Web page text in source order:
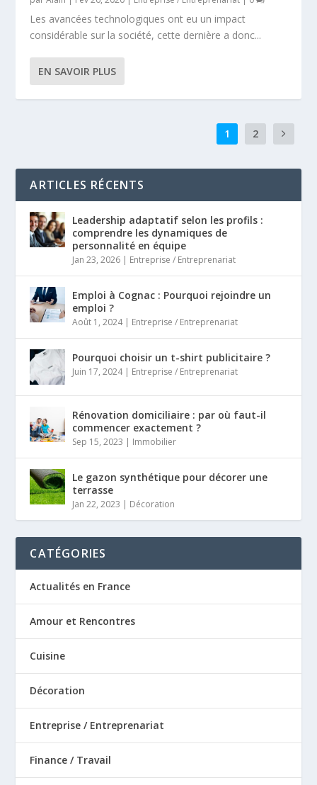
Les avancées technologiques ont eu un impact
considérable sur la société, cette dernière a donc...
EN SAVOIR PLUS
1 2
ARTICLES RÉCENTS
Leadership adaptatif selon les profils :
comprendre les dynamiques de
personnalité en équipe
Jan 23, 2026 | Entreprise / Entreprenariat
Emploi à Cognac : Pourquoi rejoindre un
emploi ?
Août 1, 2024| Entreprise / Entreprenariat
Pourquoi choisir un t-shirt publicitaire ?
Juin 17, 2024| Entreprise / Entreprenariat
Rénovation domiciliaire : par où faut-il
commencer exactement ?
Sep 15, 2023 | Immobilier
Le gazon synthétique pour décorer une
terrasse
Jan 22, 2023 | Décoration
CATÉGORIES
Actualités en France
Amour et Rencontres
Cuisine
Décoration
Entreprise / Entreprenariat
Finance / Travail